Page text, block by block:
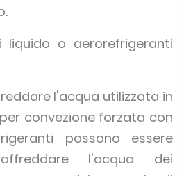
o aerorefrigeranti
l'acqua utilizzata in
convezione forzata con
possono essere
l'acqua dei